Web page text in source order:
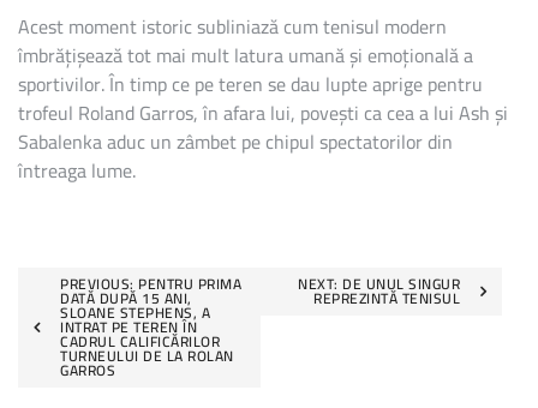
Acest moment istoric subliniază cum tenisul modern
îmbrățișează tot mai mult latura umană și emoțională a
sportivilor. În timp ce pe teren se dau lupte aprige pentru
trofeul Roland Garros, în afara lui, povești ca cea a lui Ash și
Sabalenka aduc un zâmbet pe chipul spectatorilor din
întreaga lume.
Post
navigation
PREVIOUS:PENTRU PRIMA
DATĂ DUPĂ 15 ANI,
SLOANE STEPHENS, A
INTRAT PE TEREN ÎN
CADRUL CALIFICĂRILOR
TURNEULUI DE LA ROLAN
GARROS
NEXT: DE UNUL SINGUR
REPREZINTĂ TENISUL